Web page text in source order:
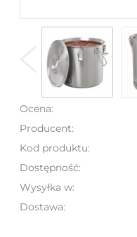
Ocena:
Producent:
Kod produktu:
Dostępność:
Wysyłka w:
Dostawa:
Cena nie zawiera